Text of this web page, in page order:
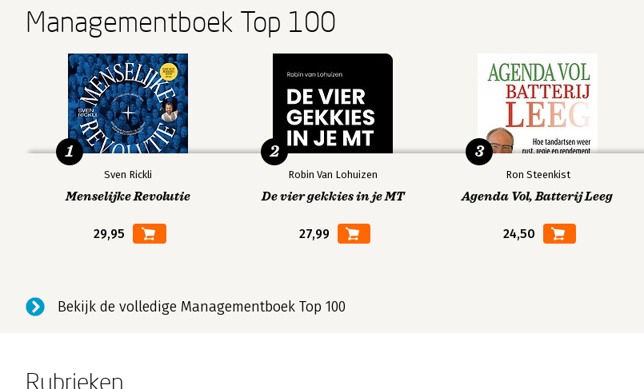
Inspiratie en reflectie
Inspiratie voor Zelfreflectie
Epiloog
De ziel die zich herinnert
Bibliografie: bronnen van inspiratie voor Embryovisie
Appendix : oefeningen
Managementboek Top 100
Sven Rickli
Menselijke Revolutie
29,95
1
Robin Van Lohuizen
De vier gekkies in je MT
27,99
2
Ron Steenkist
Agenda Vol, Batterij Leeg
24,50
3
Bekijk de volledige Managementboek Top 100
Rubrieken